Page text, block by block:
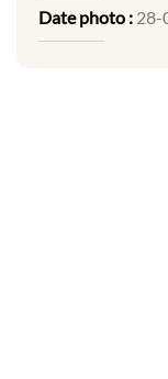
Date photo : 28-